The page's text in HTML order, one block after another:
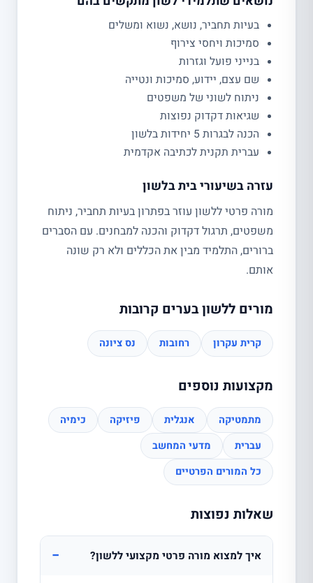
בעיות תחביר, נושא, נשוא ומשלים
סמיכות ויחסי צירוף
בנייני פועל וגזרות
שם עצם, יידוע, סמיכות ונטייה
ניתוח לשוני של משפטים
שגיאות דקדוק נפוצות
הכנה לבגרות 5 יחידות בלשון
עברית תקנית לכתיבה אקדמית
עזרה בשיעורי בית בלשון
מורה פרטי ללשון עוזר בפתרון בעיות תחביר, ניתוח
משפטים, תרגול דקדוק והכנה למבחנים. עם הסברים
ברורים, התלמיד מבין את הכללים ולא רק שונה
אותם.
מורים ללשון בערים קרובות
קרית עקרון רחובות נס ציונה
מקצועות נוספים
מתמטיקה אנגלית פיזיקה
כימיה
עברית
מדעי המחשב
כל המורים הפרטיים
שאלות נפוצות
איך למצוא מורה פרטי מקצועי ללשון? −